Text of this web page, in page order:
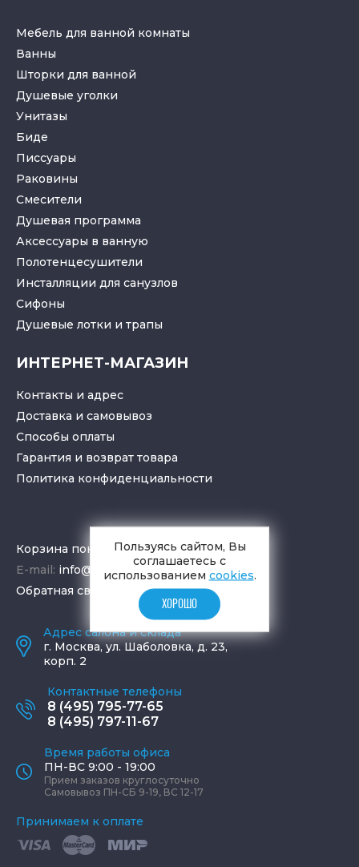
Мебель для ванной комнаты
Ванны
Шторки для ванной
Душевые уголки
Унитазы
Биде
Писсуары
Раковины
Смесители
Душевая программа
Аксессуары в ванную
Полотенцесушители
Инсталляции для санузлов
Cифоны
Душевые лотки и трапы
ИНТЕРНЕТ-МАГАЗИН
Контакты и адрес
Доставка и самовывоз
Способы оплаты
Гарантия и возврат товара
Политика конфиденциальности
Корзина покупок
E-mail: info@aquamir.ru
Обратная связь
Адрес салона и склада
г. Москва,ул. Шаболовка, д. 23,
корп. 2
Контактные телефоны
8 (495) 795-77-65
8 (495) 797-11-67
Время работы офиса
ПН-ВС 9:00 - 19:00
Прием заказов круглосуточно
Самовывоз ПН-СБ 9-19, ВС 12-17
Принимаем к оплате
Пользуясь сайтом, Вы
соглашаетесь с
использованием cookies.
ХОРОШО